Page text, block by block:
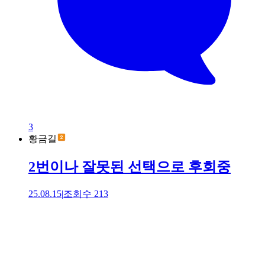
3
황금길
2번이나 잘못된 선택으로 후회중
25.08.15|조회수 213